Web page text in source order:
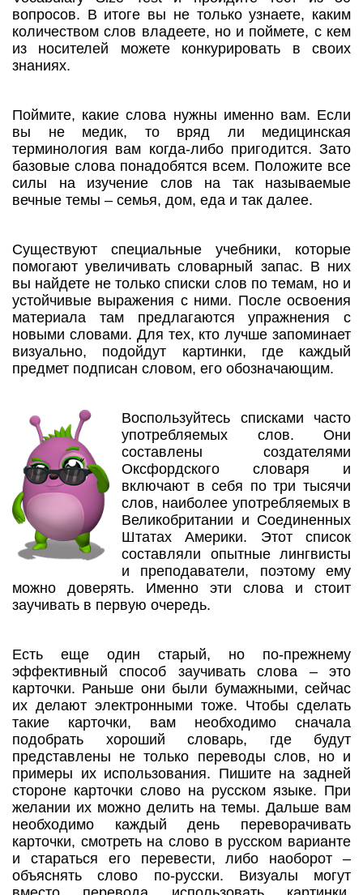
вопросов. В итоге вы не только узнаете, каким
количеством слов владеете, но и поймете, с кем
из носителей можете конкурировать в своих
знаниях.
Поймите, какие слова нужны именно вам. Если
вы не медик, то вряд ли медицинская
терминология вам когда-либо пригодится. Зато
базовые слова понадобятся всем. Положите все
силы на изучение слов на так называемые
вечные темы – семья, дом, еда и так далее.
Существуют специальные учебники, которые
помогают увеличивать словарный запас. В них
вы найдете не только списки слов по темам, но и
устойчивые выражения с ними. После освоения
материала там предлагаются упражнения с
новыми словами. Для тех, кто лучше запоминает
визуально, подойдут картинки, где каждый
предмет подписан словом, его обозначающим.
Воспользуйтесь списками часто
употребляемых слов. Они
составлены создателями
Оксфордского словаря и
включают в себя по три тысячи
слов, наиболее употребляемых в
Великобритании и Соединенных
Штатах Америки. Этот список
составляли опытные лингвисты
и преподаватели, поэтому ему
можно доверять. Именно эти слова и стоит
заучивать в первую очередь.
Есть еще один старый, но по-прежнему
эффективный способ заучивать слова – это
карточки. Раньше они были бумажными, сейчас
их делают электронными тоже. Чтобы сделать
такие карточки, вам необходимо сначала
подобрать хороший словарь, где будут
представлены не только переводы слов, но и
примеры их использования. Пишите на задней
стороне карточки слово на русском языке. При
желании их можно делить на темы. Дальше вам
необходимо каждый день переворачивать
карточки, смотреть на слово в русском варианте
и стараться его перевести, либо наоборот –
объяснять слово по-русски. Визуалы могут